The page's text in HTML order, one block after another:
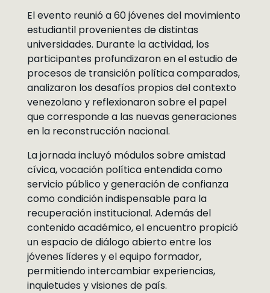
El evento reunió a 60 jóvenes del movimiento
estudiantil provenientes de distintas
universidades. Durante la actividad, los
participantes profundizaron en el estudio de
procesos de transición política comparados,
analizaron los desafíos propios del contexto
venezolano y reflexionaron sobre el papel
que corresponde a las nuevas generaciones
en la reconstrucción nacional.
La jornada incluyó módulos sobre amistad
cívica, vocación política entendida como
servicio público y generación de confianza
como condición indispensable para la
recuperación institucional. Además del
contenido académico, el encuentro propició
un espacio de diálogo abierto entre los
jóvenes líderes y el equipo formador,
permitiendo intercambiar experiencias,
inquietudes y visiones de país.